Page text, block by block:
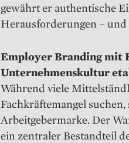
gewährt er authentische
Herausforderungen –
Employer Branding mit
Unternehmenskultur
Während viele
Fachkräftemangel
Arbeitgebermarke. Der
ein zentraler Bestandteil